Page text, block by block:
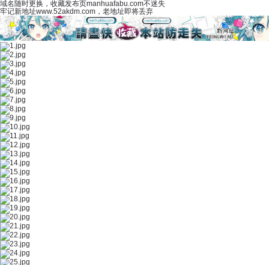
域名随时更换，收藏发布页manhuafabu.com不迷失
牢记新地址www.52akdm.com，老地址即将丢弃